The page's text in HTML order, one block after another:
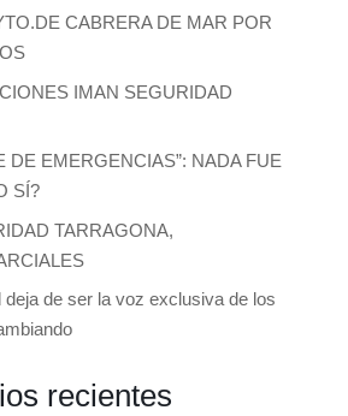
CABRERA DE MAR POR
IMAN SEGURIDAD
DE EMERGENCIAS”: NADA FUE
SÍ?
TARRAGONA,
deja de ser la voz exclusiva de los
recientes